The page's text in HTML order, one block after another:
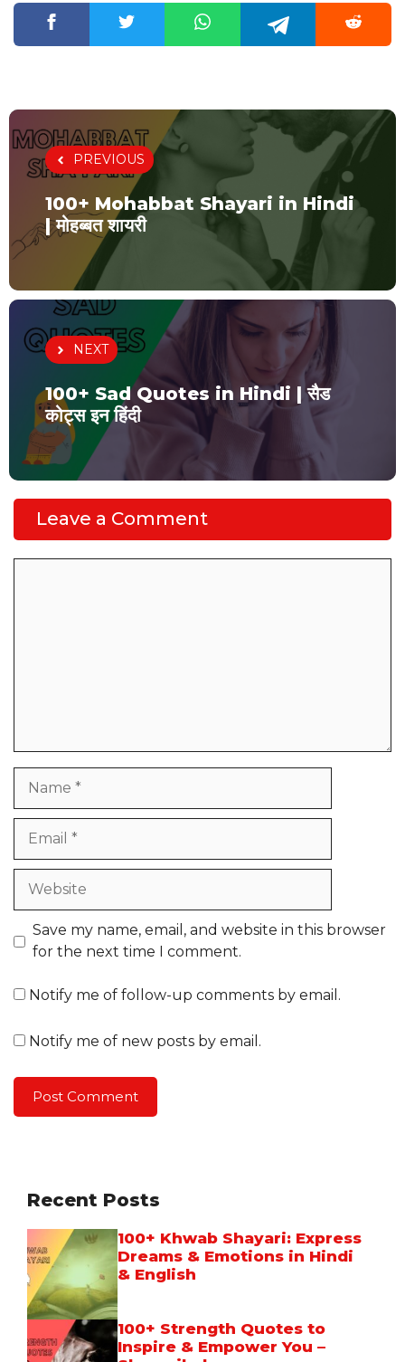
PREVIOUS
100+ Mohabbat Shayari in Hindi
| मोहब्बत शायरी
NEXT
100+ Sad Quotes in Hindi | सैड
कोट्स इन हिंदी
Leave a Comment
Website
Save my name, email, and website in this browser
for the next time I comment.
Notify me of follow-up comments by email.
Notify me of new posts by email.
Recent Posts
100+ Khwab Shayari: Express
Dreams & Emotions in Hindi
& English
100+ Strength Quotes to
Inspire & Empower You –